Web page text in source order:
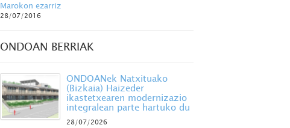
Marokon ezarriz
28/07/2016
ONDOAN BERRIAK
ONDOANek Natxituako
(Bizkaia) Haizeder
ikastetxearen modernizazio
integralean parte hartuko du
28/07/2026